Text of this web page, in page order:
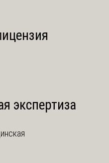
экспертиза